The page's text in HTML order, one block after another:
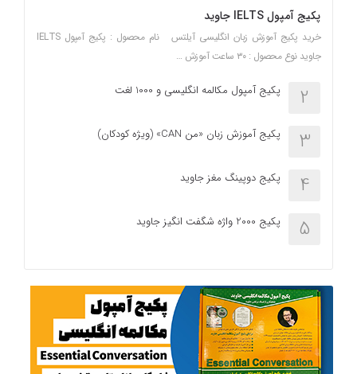
پکیج آمپول IELTS جاوید
خرید پکیج آموزش زبان انگلیسی آیلتس نام محصول : پکیج آمپول IELTS
جاوید نوع محصول : ۳۰ ساعت آموزش …
2 پکیج آمپول مکالمه انگلیسی و 1000 لغت
3 پکیج آموزش زبان «من CAN» (ویژه کودکان)
4 پکیج دوپینگ مغز جاوید
5 پکیج 2000 واژه شگفت انگیز جاوید